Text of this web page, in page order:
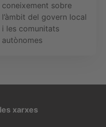
coneixement sobre
l’àmbit del govern local
i les comunitats
autònomes
xarxes